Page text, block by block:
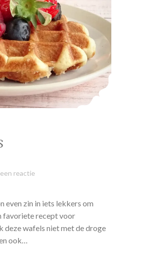
reactie
even zin in iets lekkers om
favoriete recept voor
deze wafels niet met de droge
ook…